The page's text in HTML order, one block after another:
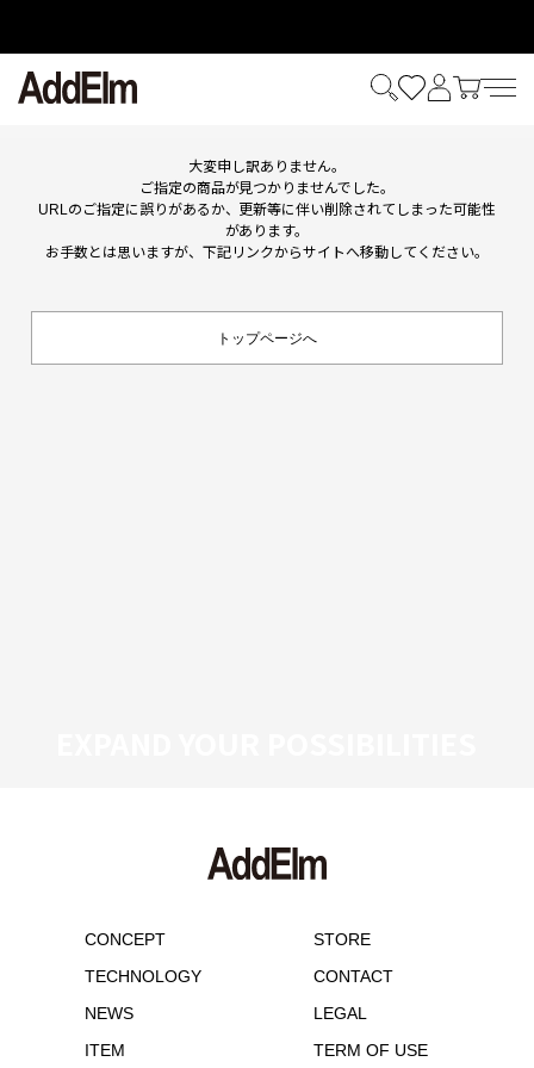
HOME ITEM
大変申し訳ありません。
ご指定の商品が見つかりませんでした。
URLのご指定に誤りがあるか、更新等に伴い削除されてしまった可能性
があります。
お手数とは思いますが、下記リンクからサイトへ移動してください。
トップページへ
CONCEPT
TECHNOLOGY
NEWS
ITEM
STORE
CONTACT
LEGAL
TERM OF USE